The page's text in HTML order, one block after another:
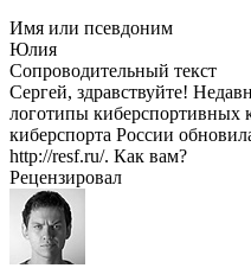
Имя или псевдоним
Юлия
Сопроводительный текст
Сергей, здравствуйте!
логотипы киберспортивных
киберспорта России
http://resf.ru/. Как вам?
Рецензировал